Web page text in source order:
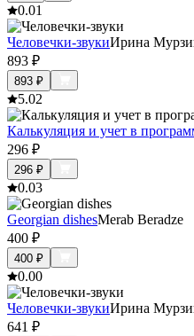
0.01
Человечки-звукиИрина
893 ₽
893 ₽
5.02
Калькуляция и учет в
296 ₽
296 ₽
0.03
Georgian dishesMerab Beradze
400 ₽
400 ₽
0.00
Человечки-звукиИрина
641 ₽